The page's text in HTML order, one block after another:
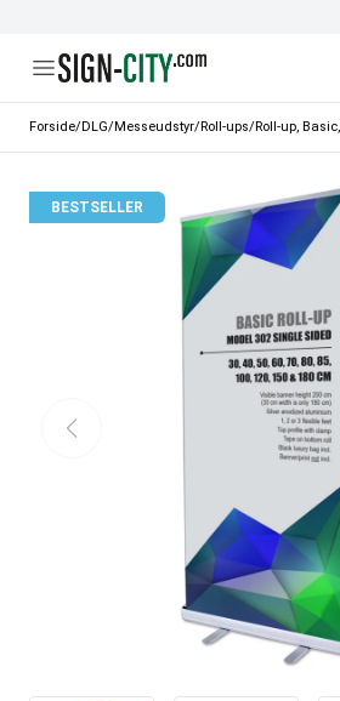
Forside/DLG/Messeudstyr/Roll-ups/Roll-up,
BESTSELLER